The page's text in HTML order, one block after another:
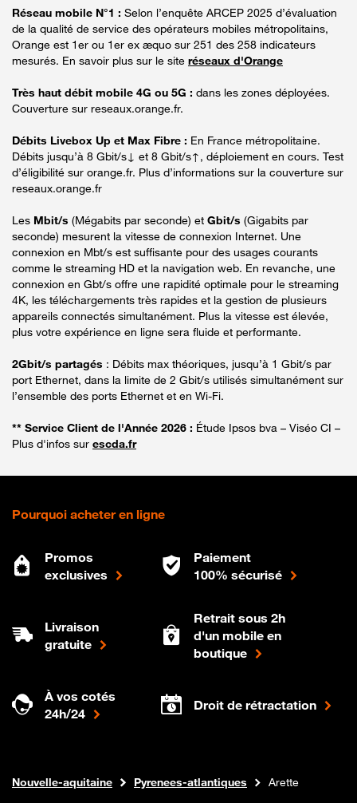
Réseau mobile N°1 : Selon l’enquête ARCEP 2025 d’évaluation
de la qualité de service des opérateurs mobiles métropolitains,
Orange est 1er ou 1er ex æquo sur 251 des 258 indicateurs
mesurés. En savoir plus sur le site réseaux d'Orange
Très haut débit mobile 4G ou 5G : dans les zones déployées.
Couverture sur reseaux.orange.fr.
Débits Livebox Up et Max Fibre : En France métropolitaine.
Débits jusqu’à 8 Gbit/s↓ et 8 Gbit/s↑, déploiement en cours. Test
d’éligibilité sur orange.fr. Plus d’informations sur la couverture sur
reseaux.orange.fr
Les Mbit/s (Mégabits par seconde) et Gbit/s (Gigabits par
seconde) mesurent la vitesse de connexion Internet. Une
connexion en Mbt/s est suffisante pour des usages courants
comme le streaming HD et la navigation web. En revanche, une
connexion en Gbt/s offre une rapidité optimale pour le streaming
4K, les téléchargements très rapides et la gestion de plusieurs
appareils connectés simultanément. Plus la vitesse est élevée,
plus votre expérience en ligne sera fluide et performante.
2Gbit/s partagés : Débits max théoriques, jusqu’à 1 Gbit/s par
port Ethernet, dans la limite de 2 Gbit/s utilisés simultanément sur
l’ensemble des ports Ethernet et en Wi-Fi.
** Service Client de l'Année 2026 : Étude Ipsos bva – Viséo CI –
Plus d'infos sur escda.fr
Pourquoi acheter en ligne
Promos
exclusives
Paiement
100% sécurisé
Livraison
gratuite
Retrait sous 2h
d'un mobile en
boutique
À vos cotés
24h/24
Droit de rétractation
Boutique Orange
Internet fibre
Nouvelle-aquitaine Pyrenees-atlantiques Arette